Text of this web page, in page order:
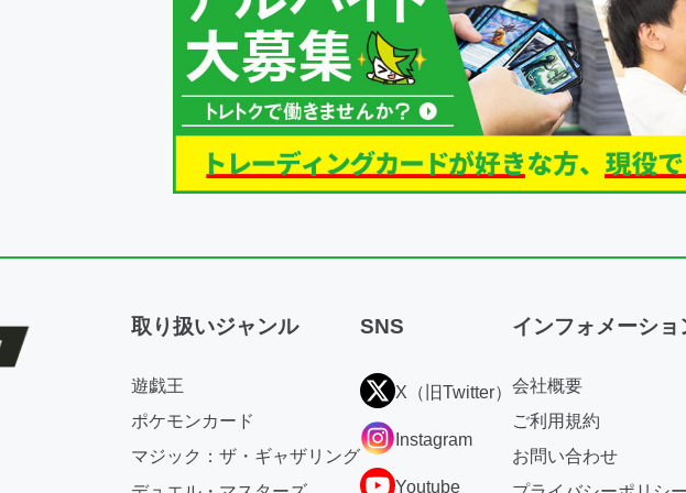
取り扱いジャンル
遊戯王
ポケモンカード
マジック：ザ・ギャザリング
SNS
X（旧Twitter）
Instagram
Youtube
インフォメーショ
会社概要
ご利用規約
お問い合わせ